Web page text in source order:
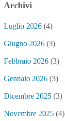
Archivi
Luglio 2026 (4)
Giugno 2026 (3)
Febbraio 2026 (3)
Gennaio 2026 (3)
Dicembre 2025 (3)
Novembre 2025 (4)